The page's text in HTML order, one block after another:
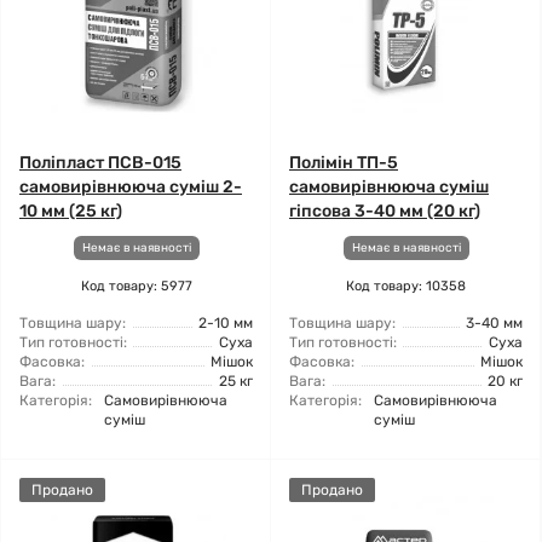
Поліпласт ПСВ-015
самовирівнююча суміш 2-
10 мм (25 кг)
Немає в наявності
Код товару: 5977
Товщина шару:
2-10 мм
Тип готовності:
Суха
Фасовка:
Мішок
Вага:
25 кг
Категорія:
Самовирівнююча
суміш
Полімін ТП-5
самовирівнююча суміш
гіпсова 3-40 мм (20 кг)
Немає в наявності
Код товару: 10358
Товщина шару:
3-40 мм
Тип готовності:
Суха
Фасовка:
Мішок
Вага:
20 кг
Категорія:
Самовирівнююча
суміш
Продано Продано